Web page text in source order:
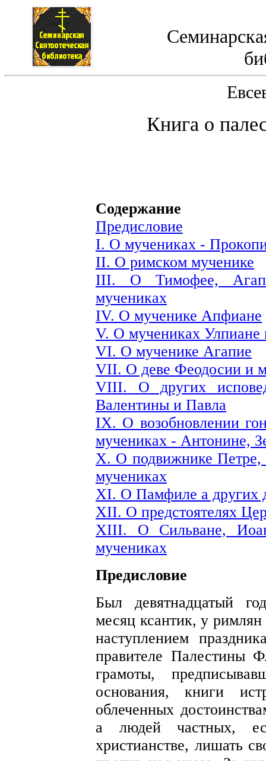
Книга о
Содержание
Предисловие
I. О мучениках -
II. О римском мученике
III. О Тимофее,
мучениках
IV. О мученике Апфиане
V. О мучениках Улпиане
VI. О мученике Агапие
VII. О деве Феодосии и
VIII. О других
Валентины и Павла
IX. О возобновлении
мучениках - Антонине,
X. О подвижнике Петре,
мучениках
XI. О Памфиле а других
XII. О предстоятелях
XIII. О Сильване,
мучениках
Предисловие
Был девятнадцатый
месяц ксантик, у
наступлением
правителе Палестины
грамоты,
основания, книги
облеченных
а людей частных,
христианстве, лишать